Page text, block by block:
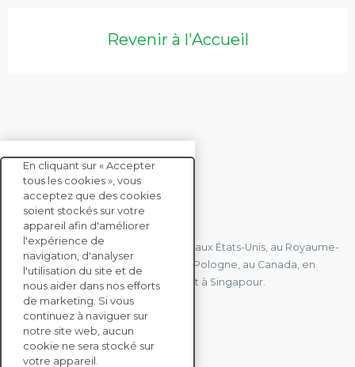
Revenir à l'Accueil
CONTACTEZ-NOUS
Nous avons des bureaux en France, aux États-Unis, au Royaume-
Uni, à Hong Kong, à l'île Maurice, en Pologne, au Canada, en
Allemagne, au Japon, en Espagne et à Singapour.
CONTACTEZ-NOUS
En cliquant sur « Accepter
tous les cookies », vous
acceptez que des cookies
soient stockés sur votre
appareil afin d'améliorer
l'expérience de
navigation, d'analyser
l'utilisation du site et de
nous aider dans nos efforts
de marketing. Si vous
continuez à naviguer sur
notre site web, aucun
cookie ne sera stocké sur
votre appareil.